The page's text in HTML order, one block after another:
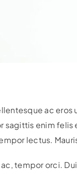
ac
sagittis enim
lectus.
tempor orci.